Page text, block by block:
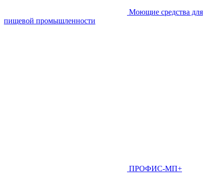
Моющие средства для
пищевой промышленности
ПРОФИС-МП+